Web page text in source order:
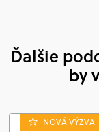
Ďalšie
by
NOVÁ VÝZVA